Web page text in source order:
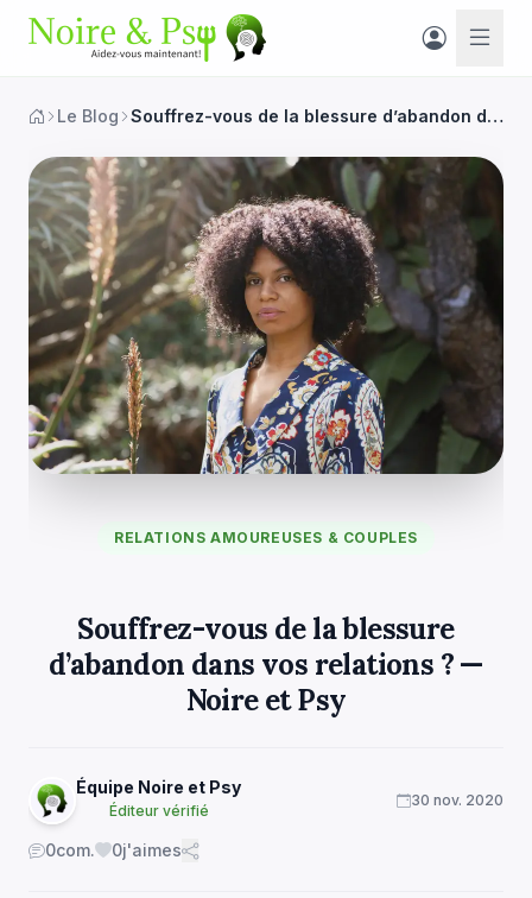
Le Blog Souffrez-vous de la blessure d’abandon dans vos relations ?
RELATIONS AMOUREUSES & COUPLES
Souffrez-vous de la blessure
d’abandon dans vos relations ? —
Noire et Psy
Équipe Noire et Psy
Éditeur vérifié
30 nov. 2020
0com. 0j'aimes